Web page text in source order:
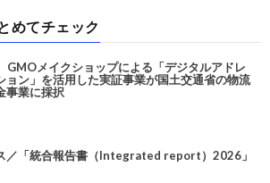
めてチェック
GMOメイクショップによる「デジタルアドレ
ョン」を活用した実証事業が国土交通省の物流
事業に採択
／「統合報告書（Integrated report）2026」